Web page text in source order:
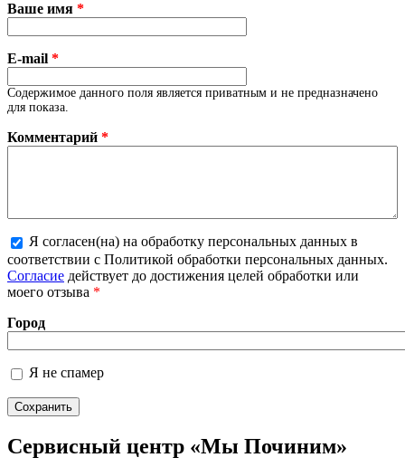
Ваше имя *
E-mail *
Содержимое данного поля является приватным и не предназначено
для показа.
Комментарий *
Более подробная информация о текстовых
форматах
Я согласен(на) на обработку персональных данных в
соответствии с Политикой обработки персональных данных.
Согласие действует до достижения целей обработки или
моего отзыва *
Город
Я не спамер
Я спамер
Сервисный центр «Мы Починим»